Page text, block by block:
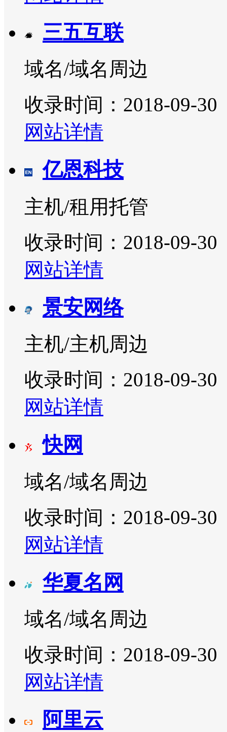
三五互联
域名/域名周边
收录时间：2018-09-30
网站详情
亿恩科技
主机/租用托管
收录时间：2018-09-30
网站详情
景安网络
主机/主机周边
收录时间：2018-09-30
网站详情
快网
域名/域名周边
收录时间：2018-09-30
网站详情
华夏名网
域名/域名周边
收录时间：2018-09-30
网站详情
阿里云